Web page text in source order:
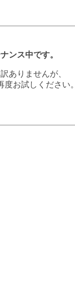
ンス中です。
ありませんが、
お試しください。